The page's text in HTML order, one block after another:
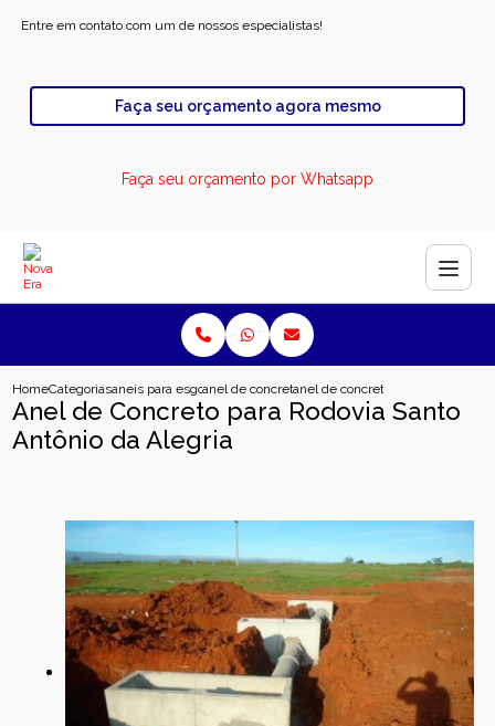
Entre em contato com um de nossos especialistas!
Faça seu orçamento agora mesmo
Faça seu orçamento por Whatsapp
HomeCategoriasaneis para esgotoanel de concreto para esgotoanel de concreto para rodovia
Anel de Concreto para Rodovia Santo
Antônio da Alegria